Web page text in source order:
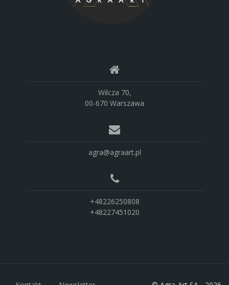
Wilcza 70,
00-670 Warszawa
agra@agraart.pl
+48226250808
+48227451020